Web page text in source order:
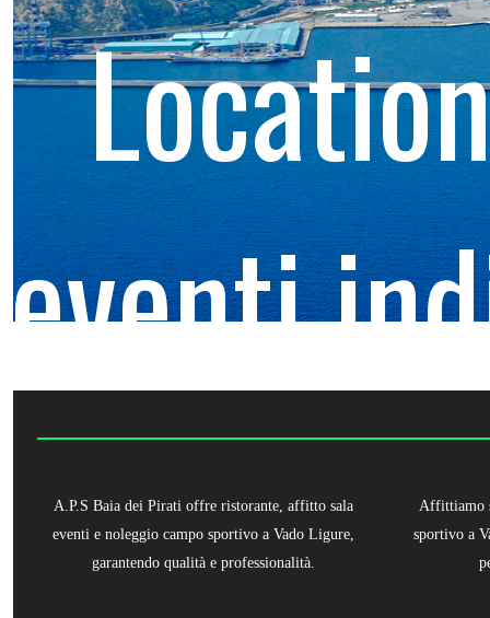
eventi
A.P.S Baia dei Pirati offre ristorante, affitto sala
eventi e noleggio campo sportivo a Vado Ligure,
garantendo qualità e professionalità.
Affittiamo
sportivo a